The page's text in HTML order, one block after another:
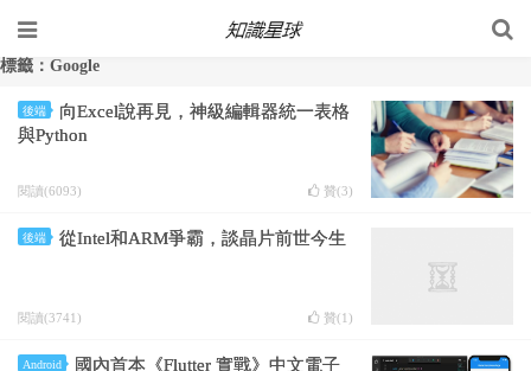
標籤：Google
後端
向Excel說再見，神級編輯器統一表格
與Python
閱讀(6093) 贊(3)
後端 從Intel和ARM爭霸，談晶片前世今生
閱讀(3741) 贊(1 )
Android
國內首本《Flutter 實戰》中文電子